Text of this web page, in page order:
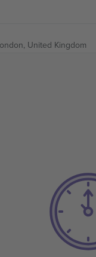
United Kingdom